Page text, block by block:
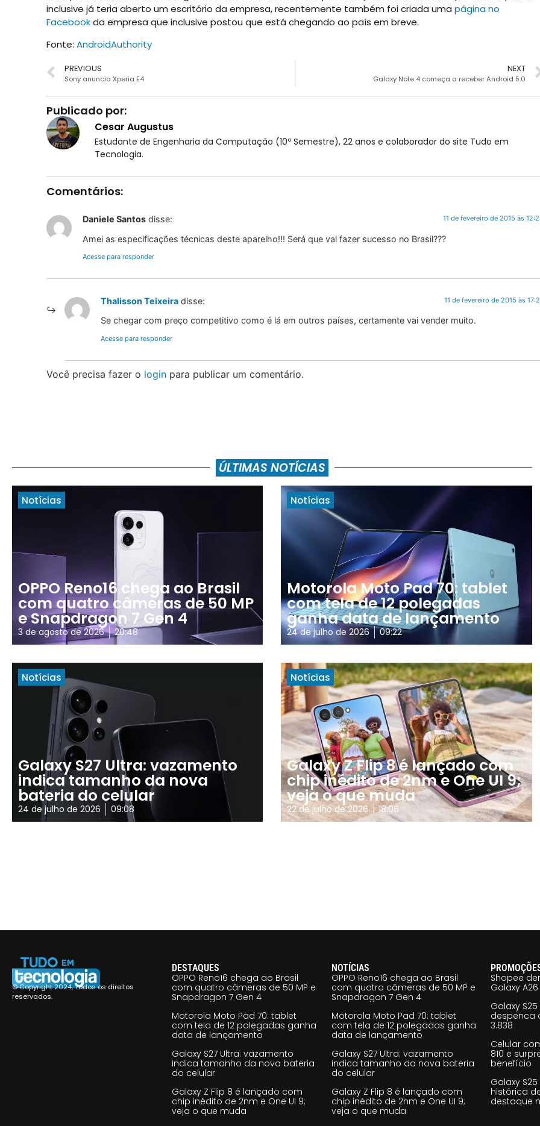
inclusive já teria aberto um escritório da empresa, recentemente também foi criada uma página no
Facebookda empresa que inclusive postou que está chegando ao país em breve.
Fonte: AndroidAuthority
PREVIOUS
Sony anuncia Xperia E4
NEXT
Galaxy Note 4 começa a receber Android 5.0
Publicado por:
Cesar Augustus
Estudante de Engenharia da Computação (10º Semestre), 22 anos e colaborador do site Tudo em
Tecnologia.
Comentários:
Daniele Santos disse: 11 de fevereiro de 2015 às
Amei as especificações técnicas deste aparelho!!! Será que vai fazer sucesso no Brasil???
Acesse para responder
Thalisson Teixeira disse: 11 de fevereiro de 2015 às
Se chegar com preço competitivo como é lá em outros países, certamente vai vender muito.
Acesse para responder
Você precisa fazer o loginpara publicar um comentário.
ÚLTIMAS NOTÍCIAS
Notícias
OPPO Reno16 chega ao Brasil
com quatro câmeras de 50 MP
e Snapdragon 7 Gen 4
3 de agosto de 2026 20:48
Notícias
Motorola Moto Pad 70: tablet
com tela de 12 polegadas
ganha data de lançamento
24 de julho de 2026 09:22
Notícias
Galaxy S27 Ultra: vazamento
indica tamanho da nova
bateria do celular
24 de julho de 2026 09:08
Notícias
Galaxy Z Flip 8 é lançado com
chip inédito de 2nm e One UI 9;
veja o que muda
22 de julho de 2026 18:06
© Copyright 2024, Todos os direitos
reservados.
DESTAQUES
OPPO Reno16 chega ao Brasil
com quatro câmeras de 50 MP e
Snapdragon 7 Gen 4
Motorola Moto Pad 70: tablet
com tela de 12 polegadas ganha
data de lançamento
Galaxy S27 Ultra: vazamento
indica tamanho da nova bateria
do celular
Galaxy Z Flip 8 é lançado com
chip inédito de 2nm e One UI 9;
veja o que muda
NOTÍCIAS
OPPO Reno16 chega ao Brasil
com quatro câmeras de 50 MP e
Snapdragon 7 Gen 4
Motorola Moto Pad 70: tablet
com tela de 12 polegadas ganha
data de lançamento
Galaxy S27 Ultra: vazamento
indica tamanho da nova bateria
do celular
Galaxy Z Flip 8 é lançado com
chip inédito de 2nm e One UI 9;
veja o que muda
Shopee
Galaxy
Galaxy S25
despenca
3.838
Celular
810 e
benefício
Galaxy
histórica
destaque